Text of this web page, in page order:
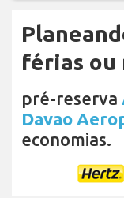
férias ou
pré-reserva
Davao
economias.